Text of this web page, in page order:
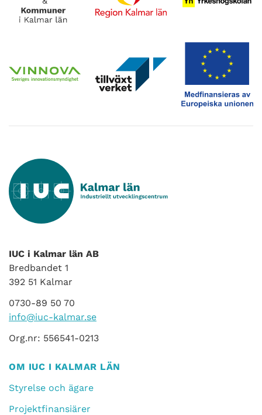
IUC i Kalmar län AB
Bredbandet 1
392 51 Kalmar
0730-89 50 70
info@iuc-kalmar.se
Org.nr: 556541-0213
OM IUC I KALMAR LÄN
Styrelse och ägare
Projektfinansiärer